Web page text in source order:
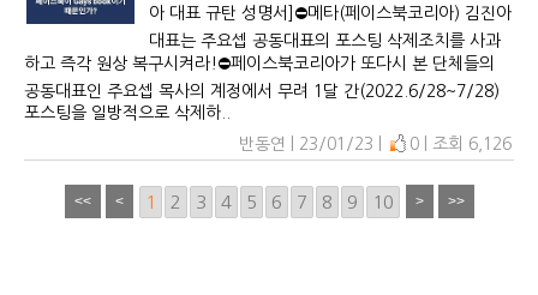
아 대표 규탄 성명서]⛔️메타(페이스북코리아) 김진아
대표는 주요셉 공동대표의 포스팅 삭제조치를 사과
하고 즉각 원상 복구시켜라!⛔️페이스북코리아가 또다시 본 단체들의
공동대표인 주요셉 목사의 계정에서 무려 1달 간(2022.6/28~7/28)
포스팅을 일방적으로 삭제하..
반동연 | 23/01/23 |
0 | 조회 6,126
1 2 3 4 5 6 7 8 9 10